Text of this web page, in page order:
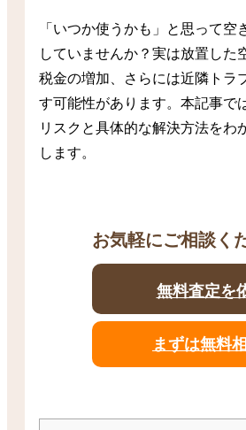
「いつか使うかも」と思って空
していませんか？実は放置した
税金の増加、さらには近隣トラ
す可能性があります。本記事で
リスクと具体的な解決方法をわ
します。
お気軽にご相談く
無料査定を
まずは無料